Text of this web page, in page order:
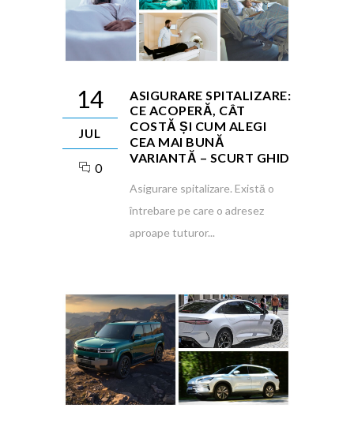
14
JUL
0
ASIGURARE SPITALIZARE:
CE ACOPERĂ, CÂT
COSTĂ ȘI CUM ALEGI
CEA MAI BUNĂ
VARIANTĂ – SCURT GHID
Asigurare spitalizare. Există o
întrebare pe care o adresez
aproape tuturor...